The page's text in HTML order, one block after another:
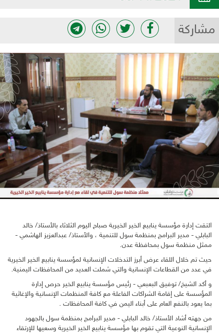
مشاركة
التقت إدارة مؤسسة ينابيع الخير الخيرية صباح اليوم الثلاثاء بالأستاذ/ خالد
البابلي - مدير البرامج بمنظمة سول للتنمية ، والأستاذ/ عبدالعزيز الهاشمي -
ممثل منظمة سول بمحافظة عدن.
حيث تم خلال اللقاء عرض أبرز التدخلات الإنسانية لمؤسسة ينابيع الخير الخيرية
في عدد من القطاعات الإنسانية والتي شملت العديد من المحافظات اليمنية.
و أكد الشيخ/ توفيق البعبعي - رئيس مؤسسة ينابيع الخير حرص إدارة
المؤسسة على إقامة الشراكات الفاعلة مع كافة المنظمات الإنسانية والإغاثية
بما يعود بالنفع العام على أبناء اليمن في كافة المحافظات .
من جهته أشاد الأستاذ/ خالد البابلي - مدير البرامج بمنظمة سول بالجهود
الإنسانية النوعية التي تقوم بها مؤسسة ينابيع الخير الخيرية وسعيها للإرتقاء